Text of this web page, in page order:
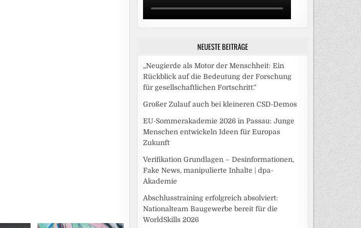
NEUESTE BEITRÄGE
„Neugierde als Motor der Menschheit: Ein
Rückblick auf die Bedeutung der Forschung
für gesellschaftlichen Fortschritt.“
Großer Zulauf auch bei kleineren CSD-Demos
EU-Sommerakademie 2026 in Passau: Junge
Menschen entwickeln Ideen für Europas
Zukunft
Verifikation Grundlagen – Desinformationen,
Fake News, manipulierte Inhalte | dpa-
Akademie
Abschlusstraining erfolgreich absolviert:
Nationalteam Baugewerbe bereit für die
WorldSkills 2026